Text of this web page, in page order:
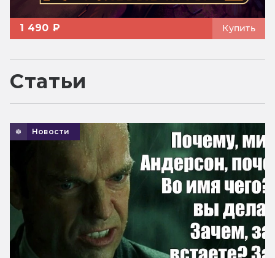
1 490 ₽ Купить
Статьи
Новости